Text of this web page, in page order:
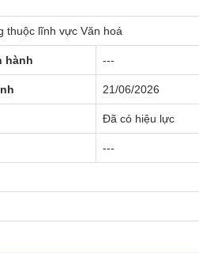
thuộc lĩnh vực Văn hoá
hành ---
21/06/2026
Đã có hiệu lực
---